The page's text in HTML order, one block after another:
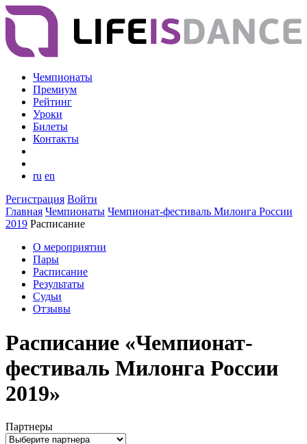
Чемпионаты
Премиум
Рейтинг
Уроки
Билеты
Контакты
ru en
Регистрация Войти
Главная Чемпионаты Чемпионат-фестиваль Милонга России
2019 Расписание
О мероприятии
Пары
Расписание
Результаты
Судьи
Отзывы
Расписание «Чемпионат-
фестиваль Милонга России
2019»
Партнеры